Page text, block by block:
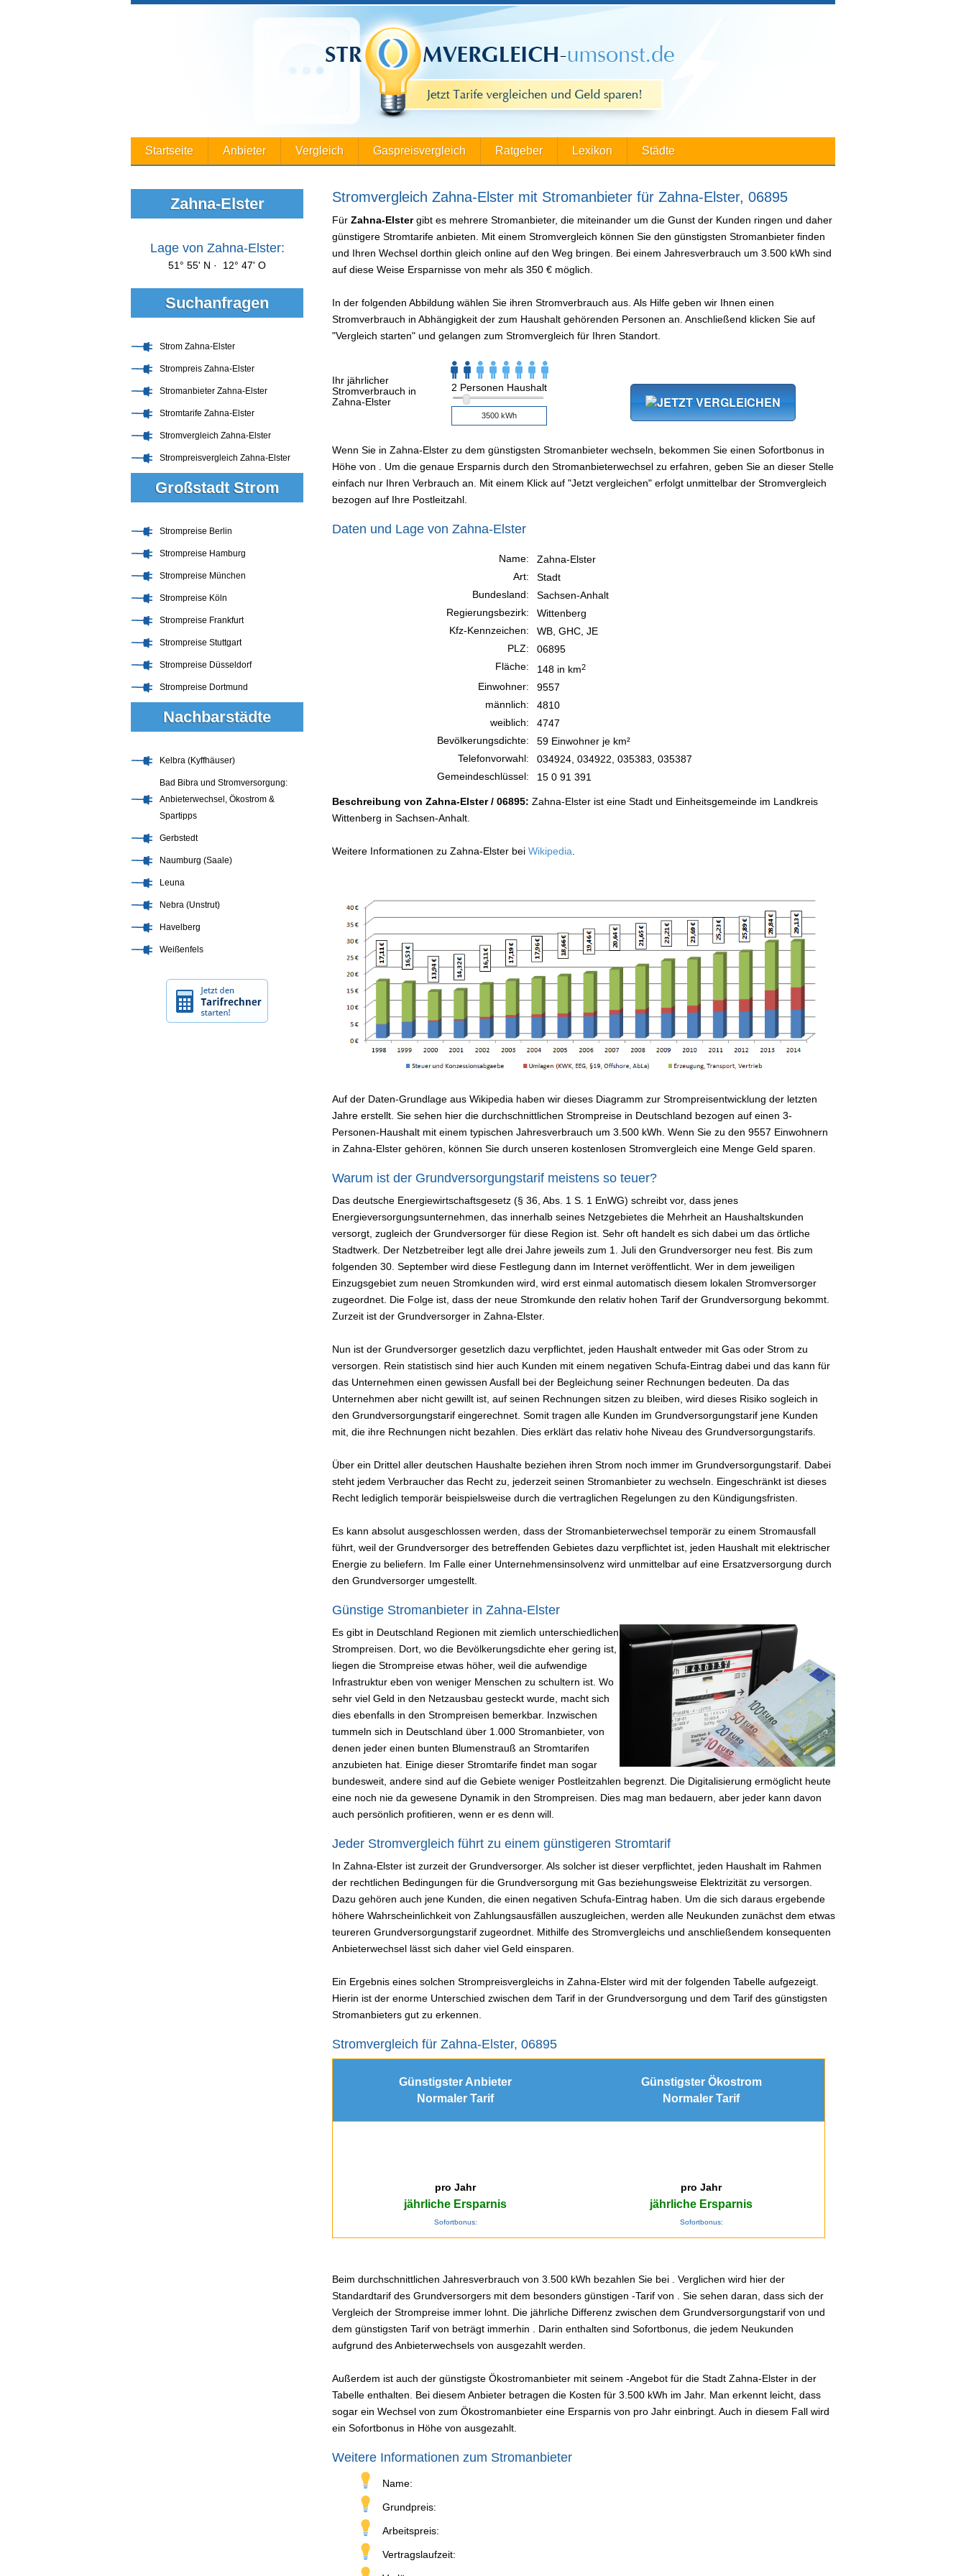
Startseite Anbieter Vergleich Gaspreisvergleich Ratgeber Lexikon Städte
Stromvergleich Zahna-Elster mit Stromanbieter für Zahna-Elster, 06895
Für Zahna-Elstergibt es mehrere Stromanbieter, die miteinander um die Gunst der Kunden ringen und daher
günstigere Stromtarife anbieten. Mit einem Stromvergleich können Sie den günstigsten Stromanbieter finden
und Ihren Wechsel dorthin gleich online auf den Weg bringen. Bei einem Jahresverbrauch um 3.500 kWh sind
auf diese Weise Ersparnisse von mehr als 350 € möglich.
In der folgenden Abbildung wählen Sie ihren Stromverbrauch aus. Als Hilfe geben wir Ihnen einen
Stromverbrauch in Abhängigkeit der zum Haushalt gehörenden Personen an. Anschließend klicken Sie auf
"Vergleich starten" und gelangen zum Stromvergleich für Ihren Standort.
Ihr jährlicher
Stromverbrauch in
Zahna-Elster
2 Personen Haushalt
Wenn Sie in Zahna-Elster zu dem günstigsten Stromanbieter wechseln, bekommen Sie einen Sofortbonus in
Höhe von . Um die genaue Ersparnis durch den Stromanbieterwechsel zu erfahren, geben Sie an dieser Stelle
einfach nur Ihren Verbrauch an. Mit einem Klick auf "Jetzt vergleichen" erfolgt unmittelbar der Stromvergleich
bezogen auf Ihre Postleitzahl.
Daten und Lage von Zahna-Elster
Name:
Zahna-Elster
Art:
Stadt
Bundesland:
Sachsen-Anhalt
Regierungsbezirk:
Wittenberg
Kfz-Kennzeichen:
WB, GHC, JE
PLZ:
06895
Fläche:
148 in km2
Einwohner:
9557
männlich:
4810
weiblich:
4747
Bevölkerungsdichte:
59 Einwohner je km²
Telefonvorwahl:
034924, 034922, 035383, 035387
Gemeindeschlüssel:
15 0 91 391
Beschreibung von Zahna-Elster / 06895: Zahna-Elster ist eine Stadt und Einheitsgemeinde im Landkreis
Wittenberg in Sachsen-Anhalt.
Weitere Informationen zu Zahna-Elster bei Wikipedia
Auf der Daten-Grundlage aus Wikipedia haben wir dieses Diagramm zur Strompreisentwicklung der letzten
Jahre erstellt. Sie sehen hier die durchschnittlichen Strompreise in Deutschland bezogen auf einen 3-
Personen-Haushalt mit einem typischen Jahresverbrauch um 3.500 kWh. Wenn Sie zu den 9557 Einwohnern
in Zahna-Elster gehören, können Sie durch unseren kostenlosen Stromvergleich eine Menge Geld sparen.
Warum ist der Grundversorgungstarif meistens so teuer?
Das deutsche Energiewirtschaftsgesetz (§ 36, Abs. 1 S. 1 EnWG) schreibt vor, dass jenes
Energieversorgungsunternehmen, das innerhalb seines Netzgebietes die Mehrheit an Haushaltskunden
versorgt, zugleich der Grundversorger für diese Region ist. Sehr oft handelt es sich dabei um das örtliche
Stadtwerk. Der Netzbetreiber legt alle drei Jahre jeweils zum 1. Juli den Grundversorger neu fest. Bis zum
folgenden 30. September wird diese Festlegung dann im Internet veröffentlicht. Wer in dem jeweiligen
Einzugsgebiet zum neuen Stromkunden wird, wird erst einmal automatisch diesem lokalen Stromversorger
zugeordnet. Die Folge ist, dass der neue Stromkunde den relativ hohen Tarif der Grundversorgung bekommt.
Zurzeit ist der Grundversorger in Zahna-Elster.
Nun ist der Grundversorger gesetzlich dazu verpflichtet, jeden Haushalt entweder mit Gas oder Strom zu
versorgen. Rein statistisch sind hier auch Kunden mit einem negativen Schufa-Eintrag dabei und das kann für
das Unternehmen einen gewissen Ausfall bei der Begleichung seiner Rechnungen bedeuten. Da das
Unternehmen aber nicht gewillt ist, auf seinen Rechnungen sitzen zu bleiben, wird dieses Risiko sogleich in
den Grundversorgungstarif eingerechnet. Somit tragen alle Kunden im Grundversorgungstarif jene Kunden
mit, die ihre Rechnungen nicht bezahlen. Dies erklärt das relativ hohe Niveau des Grundversorgungstarifs.
Über ein Drittel aller deutschen Haushalte beziehen ihren Strom noch immer im Grundversorgungstarif. Dabei
steht jedem Verbraucher das Recht zu, jederzeit seinen Stromanbieter zu wechseln. Eingeschränkt ist dieses
Recht lediglich temporär beispielsweise durch die vertraglichen Regelungen zu den Kündigungsfristen.
Es kann absolut ausgeschlossen werden, dass der Stromanbieterwechsel temporär zu einem Stromausfall
führt, weil der Grundversorger des betreffenden Gebietes dazu verpflichtet ist, jeden Haushalt mit elektrischer
Energie zu beliefern. Im Falle einer Unternehmensinsolvenz wird unmittelbar auf eine Ersatzversorgung durch
den Grundversorger umgestellt.
Günstige Stromanbieter in Zahna-Elster
Es gibt in Deutschland Regionen mit ziemlich unterschiedlichen
Strompreisen. Dort, wo die Bevölkerungsdichte eher gering ist,
liegen die Strompreise etwas höher, weil die aufwendige
Infrastruktur eben von weniger Menschen zu schultern ist. Wo
sehr viel Geld in den Netzausbau gesteckt wurde, macht sich
dies ebenfalls in den Strompreisen bemerkbar. Inzwischen
tummeln sich in Deutschland über 1.000 Stromanbieter, von
denen jeder einen bunten Blumenstrauß an Stromtarifen
anzubieten hat. Einige dieser Stromtarife findet man sogar
bundesweit, andere sind auf die Gebiete weniger Postleitzahlen begrenzt. Die Digitalisierung ermöglicht heute
eine noch nie da gewesene Dynamik in den Strompreisen. Dies mag man bedauern, aber jeder kann davon
auch persönlich profitieren, wenn er es denn will.
Jeder Stromvergleich führt zu einem günstigeren Stromtarif
In Zahna-Elster ist zurzeit der Grundversorger. Als solcher ist dieser verpflichtet, jeden Haushalt im Rahmen
der rechtlichen Bedingungen für die Grundversorgung mit Gas beziehungsweise Elektrizität zu versorgen.
Dazu gehören auch jene Kunden, die einen negativen Schufa-Eintrag haben. Um die sich daraus ergebende
höhere Wahrscheinlichkeit von Zahlungsausfällen auszugleichen, werden alle Neukunden zunächst dem etwas
teureren Grundversorgungstarif zugeordnet. Mithilfe des Stromvergleichs und anschließendem konsequenten
Anbieterwechsel lässt sich daher viel Geld einsparen.
Ein Ergebnis eines solchen Strompreisvergleichs in Zahna-Elster wird mit der folgenden Tabelle aufgezeigt.
Hierin ist der enorme Unterschied zwischen dem Tarif in der Grundversorgung und dem Tarif des günstigsten
Stromanbieters gut zu erkennen.
Stromvergleich für Zahna-Elster, 06895
Günstigster Anbieter
Normaler Tarif
Günstigster Ökostrom
Normaler Tarif
pro Jahr
jährliche Ersparnis
Sofortbonus:
pro Jahr
jährliche Ersparnis
Sofortbonus:
Beim durchschnittlichen Jahresverbrauch von 3.500 kWh bezahlen Sie bei . Verglichen wird hier der
Standardtarif des Grundversorgers mit dem besonders günstigen -Tarif von . Sie sehen daran, dass sich der
Vergleich der Strompreise immer lohnt. Die jährliche Differenz zwischen dem Grundversorgungstarif von und
dem günstigsten Tarif von beträgt immerhin . Darin enthalten sind Sofortbonus, die jedem Neukunden
aufgrund des Anbieterwechsels von ausgezahlt werden.
Außerdem ist auch der günstigste Ökostromanbieter mit seinem -Angebot für die Stadt Zahna-Elster in der
Tabelle enthalten. Bei diesem Anbieter betragen die Kosten für 3.500 kWh im Jahr. Man erkennt leicht, dass
sogar ein Wechsel von zum Ökostromanbieter eine Ersparnis von pro Jahr einbringt. Auch in diesem Fall wird
ein Sofortbonus in Höhe von ausgezahlt.
Weitere Informationen zum Stromanbieter
Name:
Grundpreis:
Arbeitspreis:
Vertragslaufzeit:
Zahna-Elster
Lage von Zahna-Elster:
51° 55' N · 12° 47' O
Suchanfragen
Strom Zahna-Elster
Strompreis Zahna-Elster
Stromanbieter Zahna-Elster
Stromtarife Zahna-Elster
Stromvergleich Zahna-Elster
Strompreisvergleich Zahna-Elster
Großstadt Strom
Strompreise Berlin
Strompreise Hamburg
Strompreise München
Strompreise Köln
Strompreise Frankfurt
Strompreise Stuttgart
Strompreise Düsseldorf
Strompreise Dortmund
Nachbarstädte
Kelbra (Kyffhäuser)
Bad Bibra und Stromversorgung:
Anbieterwechsel, Ökostrom &
Spartipps
Gerbstedt
Naumburg (Saale)
Leuna
Nebra (Unstrut)
Havelberg
Weißenfels